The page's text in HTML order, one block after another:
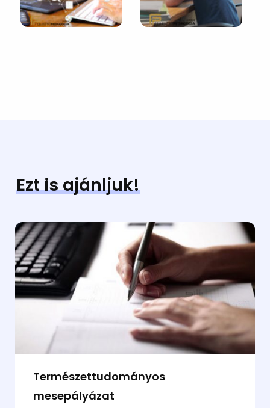
Ezt is ajánljuk!
Természettudományos
mesepályázat